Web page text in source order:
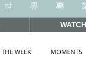
界 專
WEEK MOMENTS